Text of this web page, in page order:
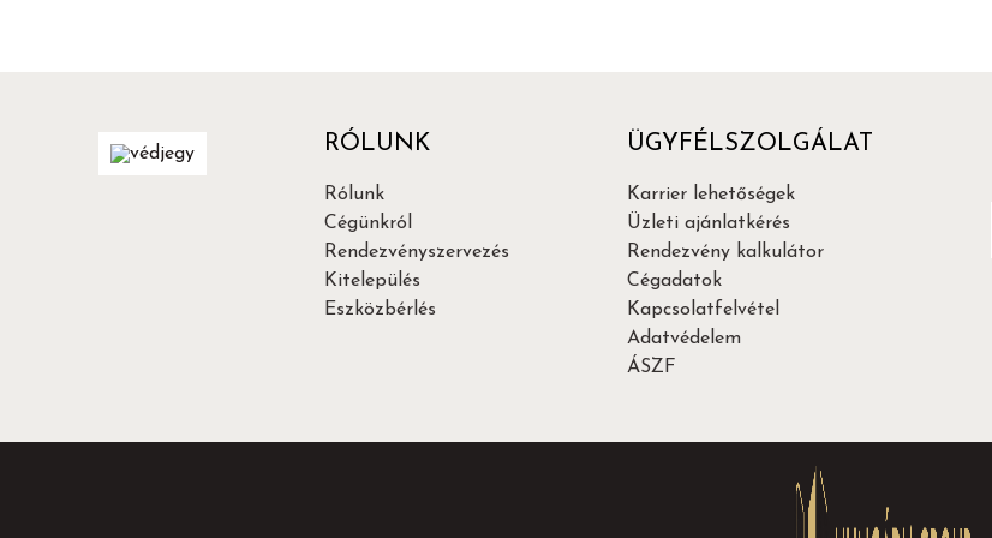
RÓLUNK
Rólunk
Cégünkról
Rendezvényszervezés
Kitelepülés
Eszközbérlés
ÜGYFÉLSZOLGÁLAT
Karrier lehetőségek
Üzleti ajánlatkérés
Rendezvény kalkulátor
Cégadatok
Kapcsolatfelvétel
Adatvédelem
ÁSZF